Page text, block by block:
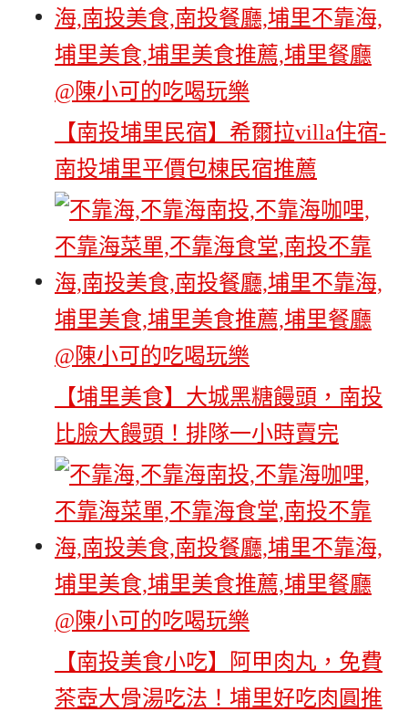
【南投埔里民宿】希爾拉villa住宿-
南投埔里平價包棟民宿推薦
【埔里美食】大城黑糖饅頭，南投
比臉大饅頭！排隊一小時賣完
【南投美食小吃】阿甲肉丸，免費
茶壺大骨湯吃法！埔里好吃肉圓推